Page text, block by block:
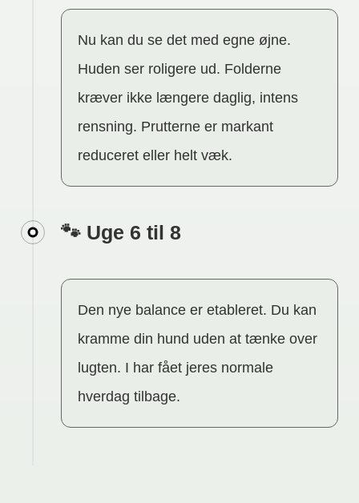
Nu kan du se det med egne øjne.
Huden ser roligere ud. Folderne
kræver ikke længere daglig, intens
rensning. Prutterne er markant
reduceret eller helt væk.
🐾 Uge 6 til 8
Den nye balance er etableret. Du kan
kramme din hund uden at tænke over
lugten. I har fået jeres normale
hverdag tilbage.